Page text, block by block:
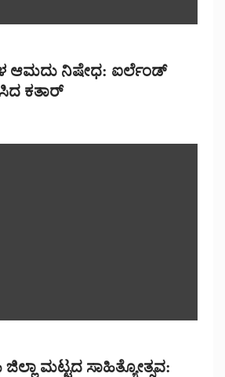
ಆಮದು ನಿಷೇಧ: ಐರ್ಲೆಂಡ್
ಕತಾರ್
ಮಟ್ಟದ ಸಾಹಿತ್ಯೋತ್ಸವ: